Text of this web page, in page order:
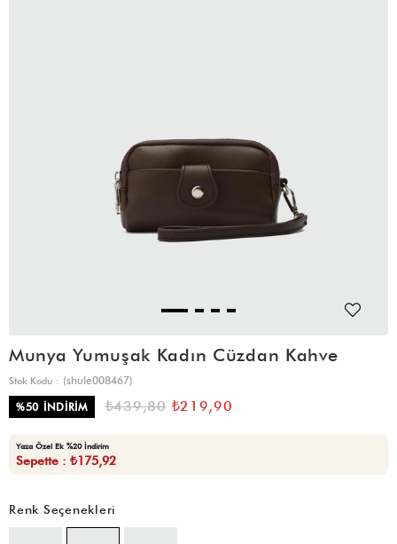
Munya Yumuşak Kadın Cüzdan Kahve
Stok Kodu
(shule008467)
%50 İNDIRIM ₺439,80 ₺219,90
Yaza Özel Ek %20 İndirim
Sepette : ₺175,92
Renk Seçenekleri